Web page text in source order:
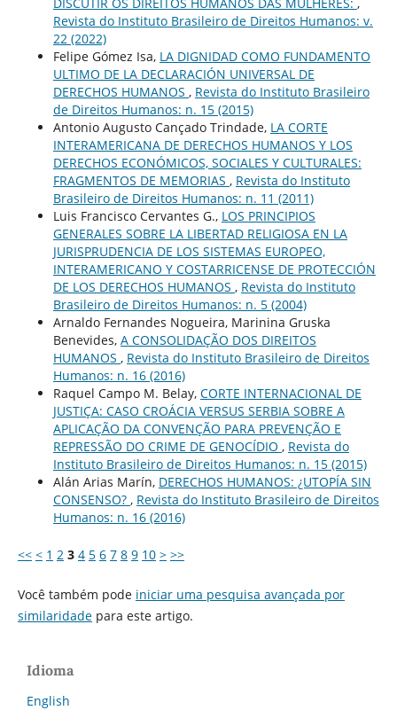
DISCUTIR OS DIREITOS HUMANOS DAS MULHERES: ,
Revista do Instituto Brasileiro de Direitos Humanos: v.
22 (2022)
Felipe Gómez Isa, LA DIGNIDAD COMO FUNDAMENTO
ULTIMO DE LA DECLARACIÓN UNIVERSAL DE
DERECHOS HUMANOS , Revista do Instituto Brasileiro
de Direitos Humanos: n. 15 (2015)
Antonio Augusto Cançado Trindade, LA CORTE
INTERAMERICANA DE DERECHOS HUMANOS Y LOS
DERECHOS ECONÓMICOS, SOCIALES Y CULTURALES:
FRAGMENTOS DE MEMORIAS , Revista do Instituto
Brasileiro de Direitos Humanos: n. 11 (2011)
Luis Francisco Cervantes G., LOS PRINCIPIOS
GENERALES SOBRE LA LIBERTAD RELIGIOSA EN LA
JURISPRUDENCIA DE LOS SISTEMAS EUROPEO,
INTERAMERICANO Y COSTARRICENSE DE PROTECCIÓN
DE LOS DERECHOS HUMANOS , Revista do Instituto
Brasileiro de Direitos Humanos: n. 5 (2004)
Arnaldo Fernandes Nogueira, Marinina Gruska
Benevides, A CONSOLIDAÇÃO DOS DIREITOS
HUMANOS , Revista do Instituto Brasileiro de Direitos
Humanos: n. 16 (2016)
Raquel Campo M. Belay, CORTE INTERNACIONAL DE
JUSTIÇA: CASO CROÁCIA VERSUS SERBIA SOBRE A
APLICAÇÃO DA CONVENÇÃO PARA PREVENÇÃO E
REPRESSÃO DO CRIME DE GENOCÍDIO , Revista do
Instituto Brasileiro de Direitos Humanos: n. 15 (2015)
Alán Arias Marín, DERECHOS HUMANOS: ¿UTOPÍA SIN
CONSENSO? , Revista do Instituto Brasileiro de Direitos
Humanos: n. 16 (2016)
<< < 1 2 3 4 5 6 7 8 9 10 > >>
Você também pode iniciar uma pesquisa avançada por
similaridadepara este artigo.
Idioma
English